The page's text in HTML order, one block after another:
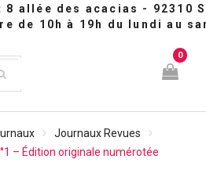
0
Journaux Revues
– Édition originale numérotée